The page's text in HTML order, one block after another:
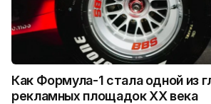
Как Формула-1 стала одной из
рекламных площадок XX века